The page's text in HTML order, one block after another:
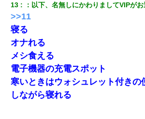
友人とふたりで山口に旅行した時の事。レン
中の道を走っていたら、突然ガガッ！って音
兄の新しい嫁がやらかしすぎて辛い。当たり
の幼稚園に来る
【戦争】不妊の俺嫁に弟嫁が2日間4歳児を託
にしてなかったが、あまりにも子供が俺嫁
顔引きつってた → そして弟嫁が迎えに来た
13 ： 以下、名無しにかわりましてVIPが
>>11
寝る
オナれる
メシ食える
電子機器の充電スポット
寒いときはウォシュレット付きの
しながら寝れる